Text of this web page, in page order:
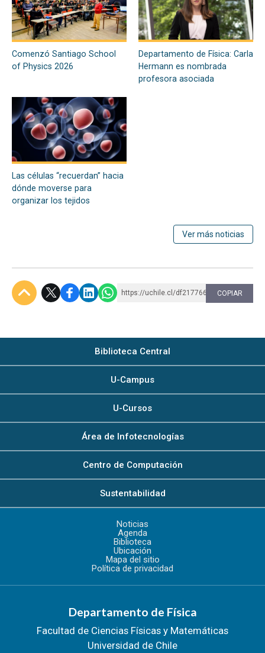
Comenzó Santiago School
of Physics 2026
Departamento de Física: Carla
Hermann es nombrada
profesora asociada
Las células “recuerdan” hacia
dónde moverse para
organizar los tejidos
Ver más noticias
https://uchile.cl/df217766 COPIAR
Biblioteca Central
U-Campus
U-Cursos
Área de Infotecnologías
Centro de Computación
Sustentabilidad
Noticias
Agenda
Biblioteca
Ubicación
Mapa del sitio
Política de privacidad
Departamento de Física
Facultad de Ciencias Físicas y Matemáticas
Universidad de Chile